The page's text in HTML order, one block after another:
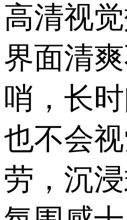
高清视觉
界面清
哨，长
也不会
劳，沉